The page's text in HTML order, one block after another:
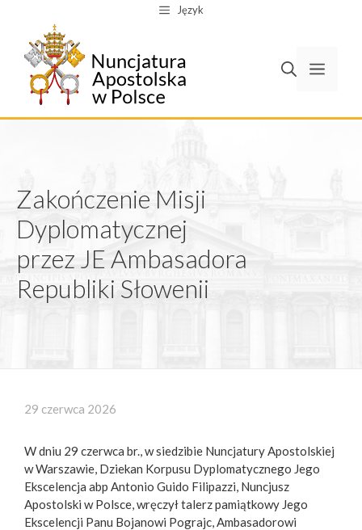
treści
Język
Zakończenie Misji
Dyplomatycznej
przez JE Ambasadora
Republiki Słowenii
29 czerwca 2026
W dniu 29 czerwca br., w siedzibie Nuncjatury Apostolskiej
w Warszawie, Dziekan Korpusu Dyplomatycznego Jego
Ekscelencja abp Antonio Guido Filipazzi, Nuncjusz
Apostolski w Polsce, wręczył talerz pamiątkowy Jego
Ekscelencji Panu Bojanowi Pograjc, Ambasadorowi